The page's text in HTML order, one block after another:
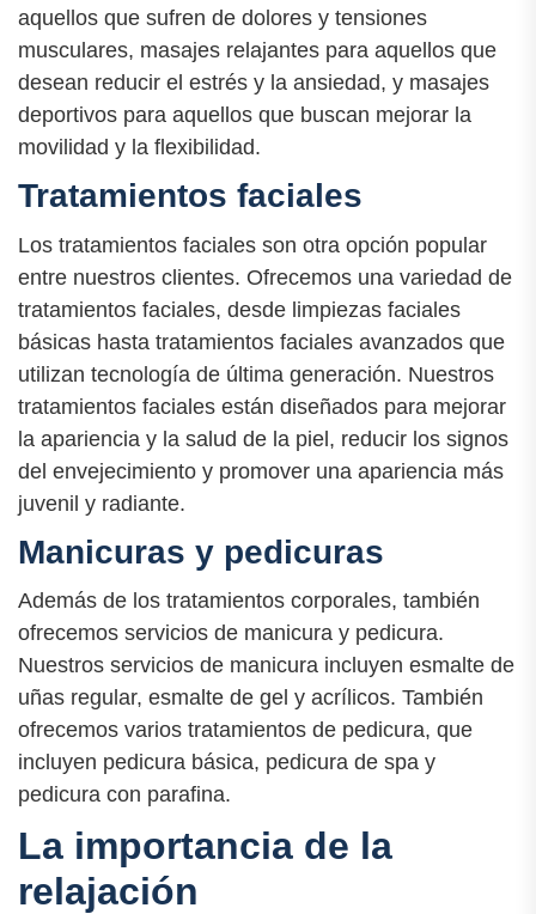
aquellos que sufren de dolores y tensiones
musculares, masajes relajantes para aquellos que
desean reducir el estrés y la ansiedad, y masajes
deportivos para aquellos que buscan mejorar la
movilidad y la flexibilidad.
Tratamientos faciales
Los tratamientos faciales son otra opción popular
entre nuestros clientes. Ofrecemos una variedad de
tratamientos faciales, desde limpiezas faciales
básicas hasta tratamientos faciales avanzados que
utilizan tecnología de última generación. Nuestros
tratamientos faciales están diseñados para mejorar
la apariencia y la salud de la piel, reducir los signos
del envejecimiento y promover una apariencia más
juvenil y radiante.
Manicuras y pedicuras
Además de los tratamientos corporales, también
ofrecemos servicios de manicura y pedicura.
Nuestros servicios de manicura incluyen esmalte de
uñas regular, esmalte de gel y acrílicos. También
ofrecemos varios tratamientos de pedicura, que
incluyen pedicura básica, pedicura de spa y
pedicura con parafina.
La importancia de la
relajación